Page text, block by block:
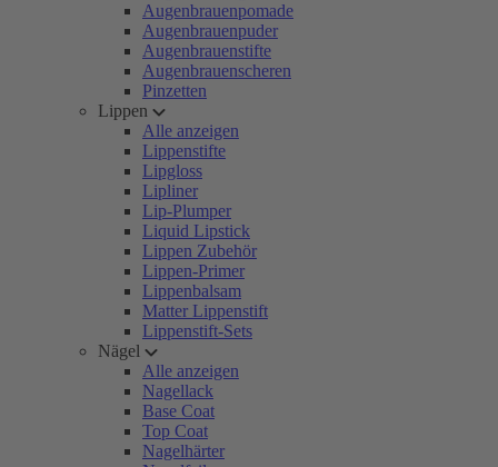
Augenbrauenpomade
Augenbrauenpuder
Augenbrauenstifte
Augenbrauenscheren
Pinzetten
Lippen
Alle anzeigen
Lippenstifte
Lipgloss
Lipliner
Lip-Plumper
Liquid Lipstick
Lippen Zubehör
Lippen-Primer
Lippenbalsam
Matter Lippenstift
Lippenstift-Sets
Nägel
Alle anzeigen
Nagellack
Base Coat
Top Coat
Nagelhärter